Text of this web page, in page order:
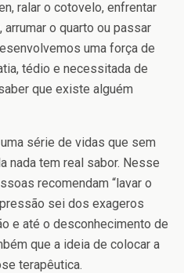
ralar o cotovelo, enfrentar
arrumar o quarto ou passar
uma força de
tédio e necessitada de
que existe alguém
série de vidas que sem
nada tem real sabor. Nesse
recomendam “lavar o
sei dos exageros
e até o desconhecimento de
que a ideia de colocar a
terapêutica.